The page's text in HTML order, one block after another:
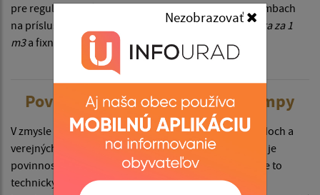
pre reguláciu sieťových odvetví vydaného pre obec Limbach
na príslušné regulované obdobie, vo výške0,7435 eura za 1
m3a fixná zložka ceny vo výške10 eur/rok
Povinnosti prevádzkovateľa žumpy
V zmysle zákona č. 442/2002 Z. z. o verejných vodovodoch a
verejných kanalizáciách v znení neskorších predpisov je
povinnosťou vlastníka nehnuteľnosti pripojiť sa – ak je to
technicky možné a ekonomicky únosné – na verejnú
Nezobrazovať